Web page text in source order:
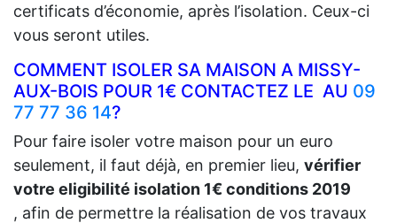
certificats d’économie, après l’isolation. Ceux-ci
vous seront utiles.
COMMENT ISOLER SA MAISON A MISSY-
AUX-BOIS POUR 1€ CONTACTEZ LE AU 09
77 77 36 14?
Pour faire isoler votre maison pour un euro
seulement, il faut déjà, en premier lieu, vérifier
votre eligibilité isolation 1€ conditions 2019
, afin de permettre la réalisation de vos travaux